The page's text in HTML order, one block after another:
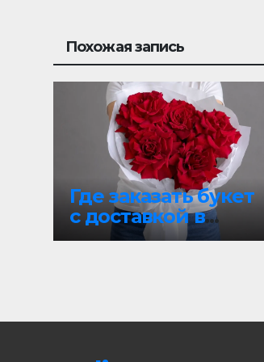
Похожая запись
Где заказать букет
с доставкой в
Пензе, чтобы